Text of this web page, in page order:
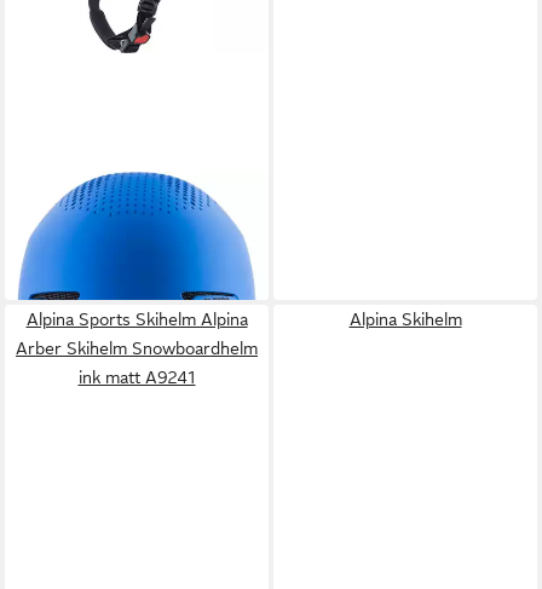
ALPINA SPORTS
Fahrradhelm Helm Zupo
ab 61,70 €
lieferbar - in 4-5 Werktagen bei dir
Alpina Sports Skihelm Alpina
Arber Skihelm Snowboardhelm
ink matt A9241
Alpina Skihelm